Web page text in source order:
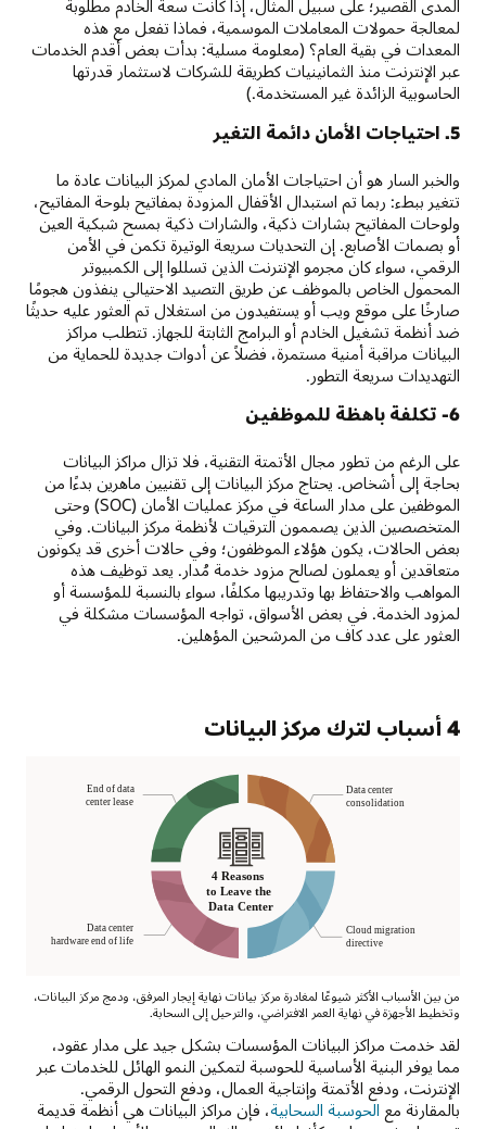
المدى القصير؛ على سبيل المثال، إذا كانت سعة الخادم مطلوبة
لمعالجة حمولات المعاملات الموسمية، فماذا تفعل مع هذه
المعدات في بقية العام؟ (معلومة مسلية: بدأت بعض أقدم الخدمات
عبر الإنترنت منذ الثمانينيات كطريقة للشركات لاستثمار قدرتها
الحاسوبية الزائدة غير المستخدمة.)
5. احتياجات الأمان دائمة التغير
والخبر السار هو أن احتياجات الأمان المادي لمركز البيانات عادة ما
تتغير ببطء: ربما تم استبدال الأقفال المزودة بمفاتيح بلوحة المفاتيح،
ولوحات المفاتيح بشارات ذكية، والشارات ذكية بمسح شبكية العين
أو بصمات الأصابع. إن التحديات سريعة الوتيرة تكمن في الأمن
الرقمي، سواء كان مجرمو الإنترنت الذين تسللوا إلى الكمبيوتر
المحمول الخاص بالموظف عن طريق التصيد الاحتيالي ينفذون هجومًا
صارخًا على موقع ويب أو يستفيدون من استغلال تم العثور عليه حديثًا
ضد أنظمة تشغيل الخادم أو البرامج الثابتة للجهاز. تتطلب مراكز
البيانات مراقبة أمنية مستمرة، فضلاً عن أدوات جديدة للحماية من
التهديدات سريعة التطور.
6- تكلفة باهظة للموظفين
على الرغم من تطور مجال الأتمتة التقنية، فلا تزال مراكز البيانات
بحاجة إلى أشخاص. يحتاج مركز البيانات إلى تقنيين ماهرين بدءًا من
الموظفين على مدار الساعة في مركز عمليات الأمان (SOC) وحتى
المتخصصين الذين يصممون الترقيات لأنظمة مركز البيانات. وفي
بعض الحالات، يكون هؤلاء الموظفون؛ وفي حالات أخرى قد يكونون
متعاقدين أو يعملون لصالح مزود خدمة مُدار. يعد توظيف هذه
المواهب والاحتفاظ بها وتدريبها مكلفًا، سواء بالنسبة للمؤسسة أو
لمزود الخدمة. في بعض الأسواق، تواجه المؤسسات مشكلة في
العثور على عدد كاف من المرشحين المؤهلين.
4 أسباب لترك مركز البيانات
من بين الأسباب الأكثر شيوعًا لمغادرة مركز بيانات نهاية إيجار المرفق، ودمج مركز البيانات،
وتخطيط الأجهزة في نهاية العمر الافتراضي، والترحيل إلى السحابة.
لقد خدمت مراكز البيانات المؤسسات بشكل جيد على مدار عقود،
مما يوفر البنية الأساسية للحوسبة لتمكين النمو الهائل للخدمات عبر
الإنترنت، ودفع الأتمتة وإنتاجية العمال، ودفع التحول الرقمي.
بالمقارنة مع الحوسبة السحابية، فإن مراكز البيانات هي أنظمة قديمة